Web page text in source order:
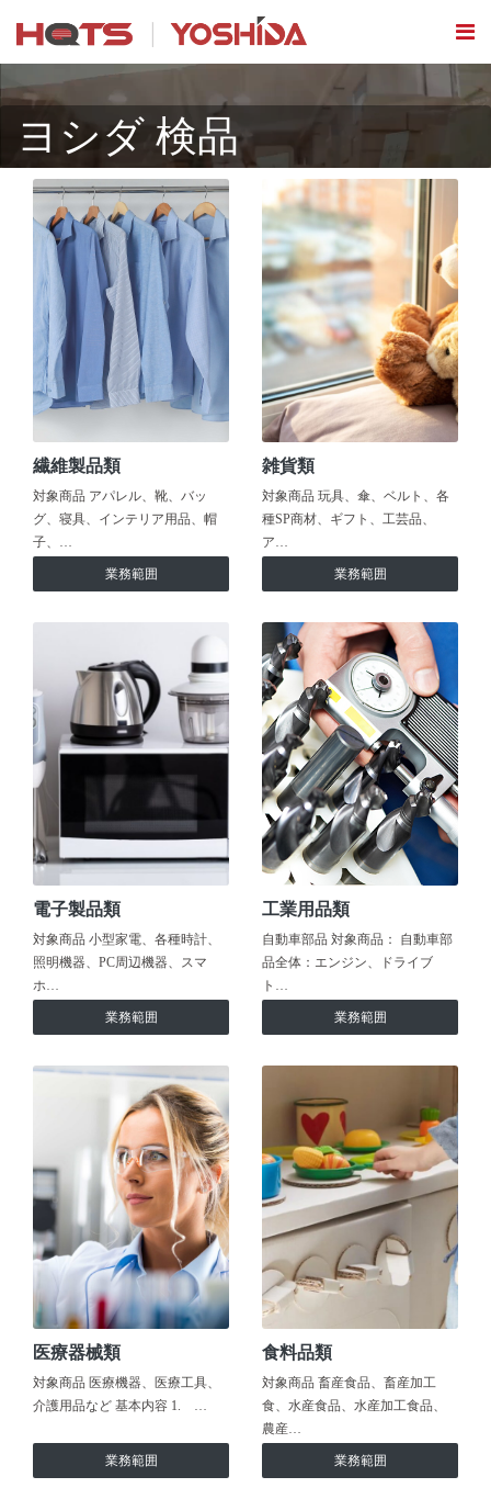
ヨシダ 検品
繊維製品類
対象商品 アパレル、靴、バッ
グ、寝具、インテリア用品、帽
子、…
業務範囲
雑貨類
対象商品 玩具、傘、ベルト、各
種SP商材、ギフト、工芸品、
ア…
業務範囲
電子製品類
対象商品 小型家電、各種時計、
照明機器、PC周辺機器、スマ
ホ…
業務範囲
工業用品類
自動車部品 対象商品： 自動車部
品全体：エンジン、ドライブ
ト…
業務範囲
医療器械類
対象商品 医療機器、医療工具、
介護用品など 基本内容 1. …
業務範囲
食料品類
対象商品 畜産食品、畜産加工
食、水産食品、水産加工食品、
農産…
業務範囲